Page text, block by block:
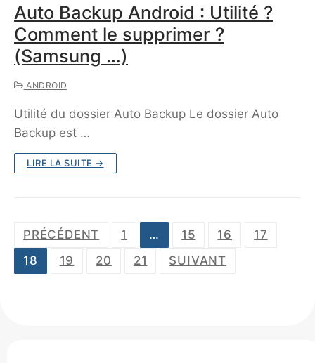
Auto Backup Android : Utilité ?
Comment le supprimer ?
(Samsung …)
ANDROID
Utilité du dossier Auto Backup Le dossier Auto
Backup est …
LIRE LA SUITE →
Navigation
des
PRÉCÉDENT 1 … 15 16
17
18
19 20 21 SUIVANT